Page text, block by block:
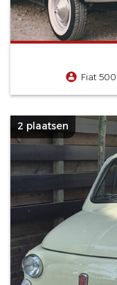
Fiat
2 plaatsen